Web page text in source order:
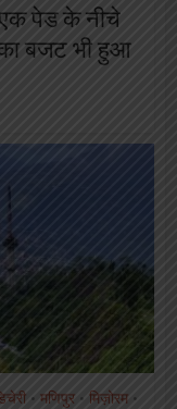
पेड के नीचे
का बजट भी हुआ
• मणिपुर • मिज़ोरम •